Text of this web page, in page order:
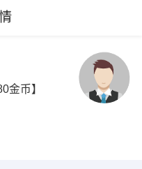
金币】